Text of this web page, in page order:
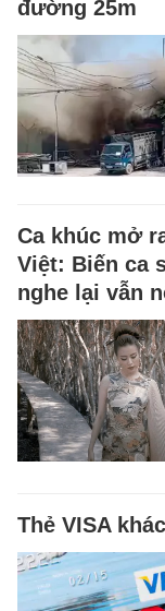
đường 25m
Ca khúc mở
Việt: Biến ca
nghe lại vẫn
Thẻ VISA